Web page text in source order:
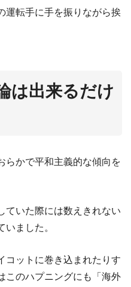
運転手に手を振りながら挨
は出来るだけ
らかで平和主義的な傾向を
ていた際には数えきれない
いました。
コットに巻き込まれたりす
このハプニングにも「海外